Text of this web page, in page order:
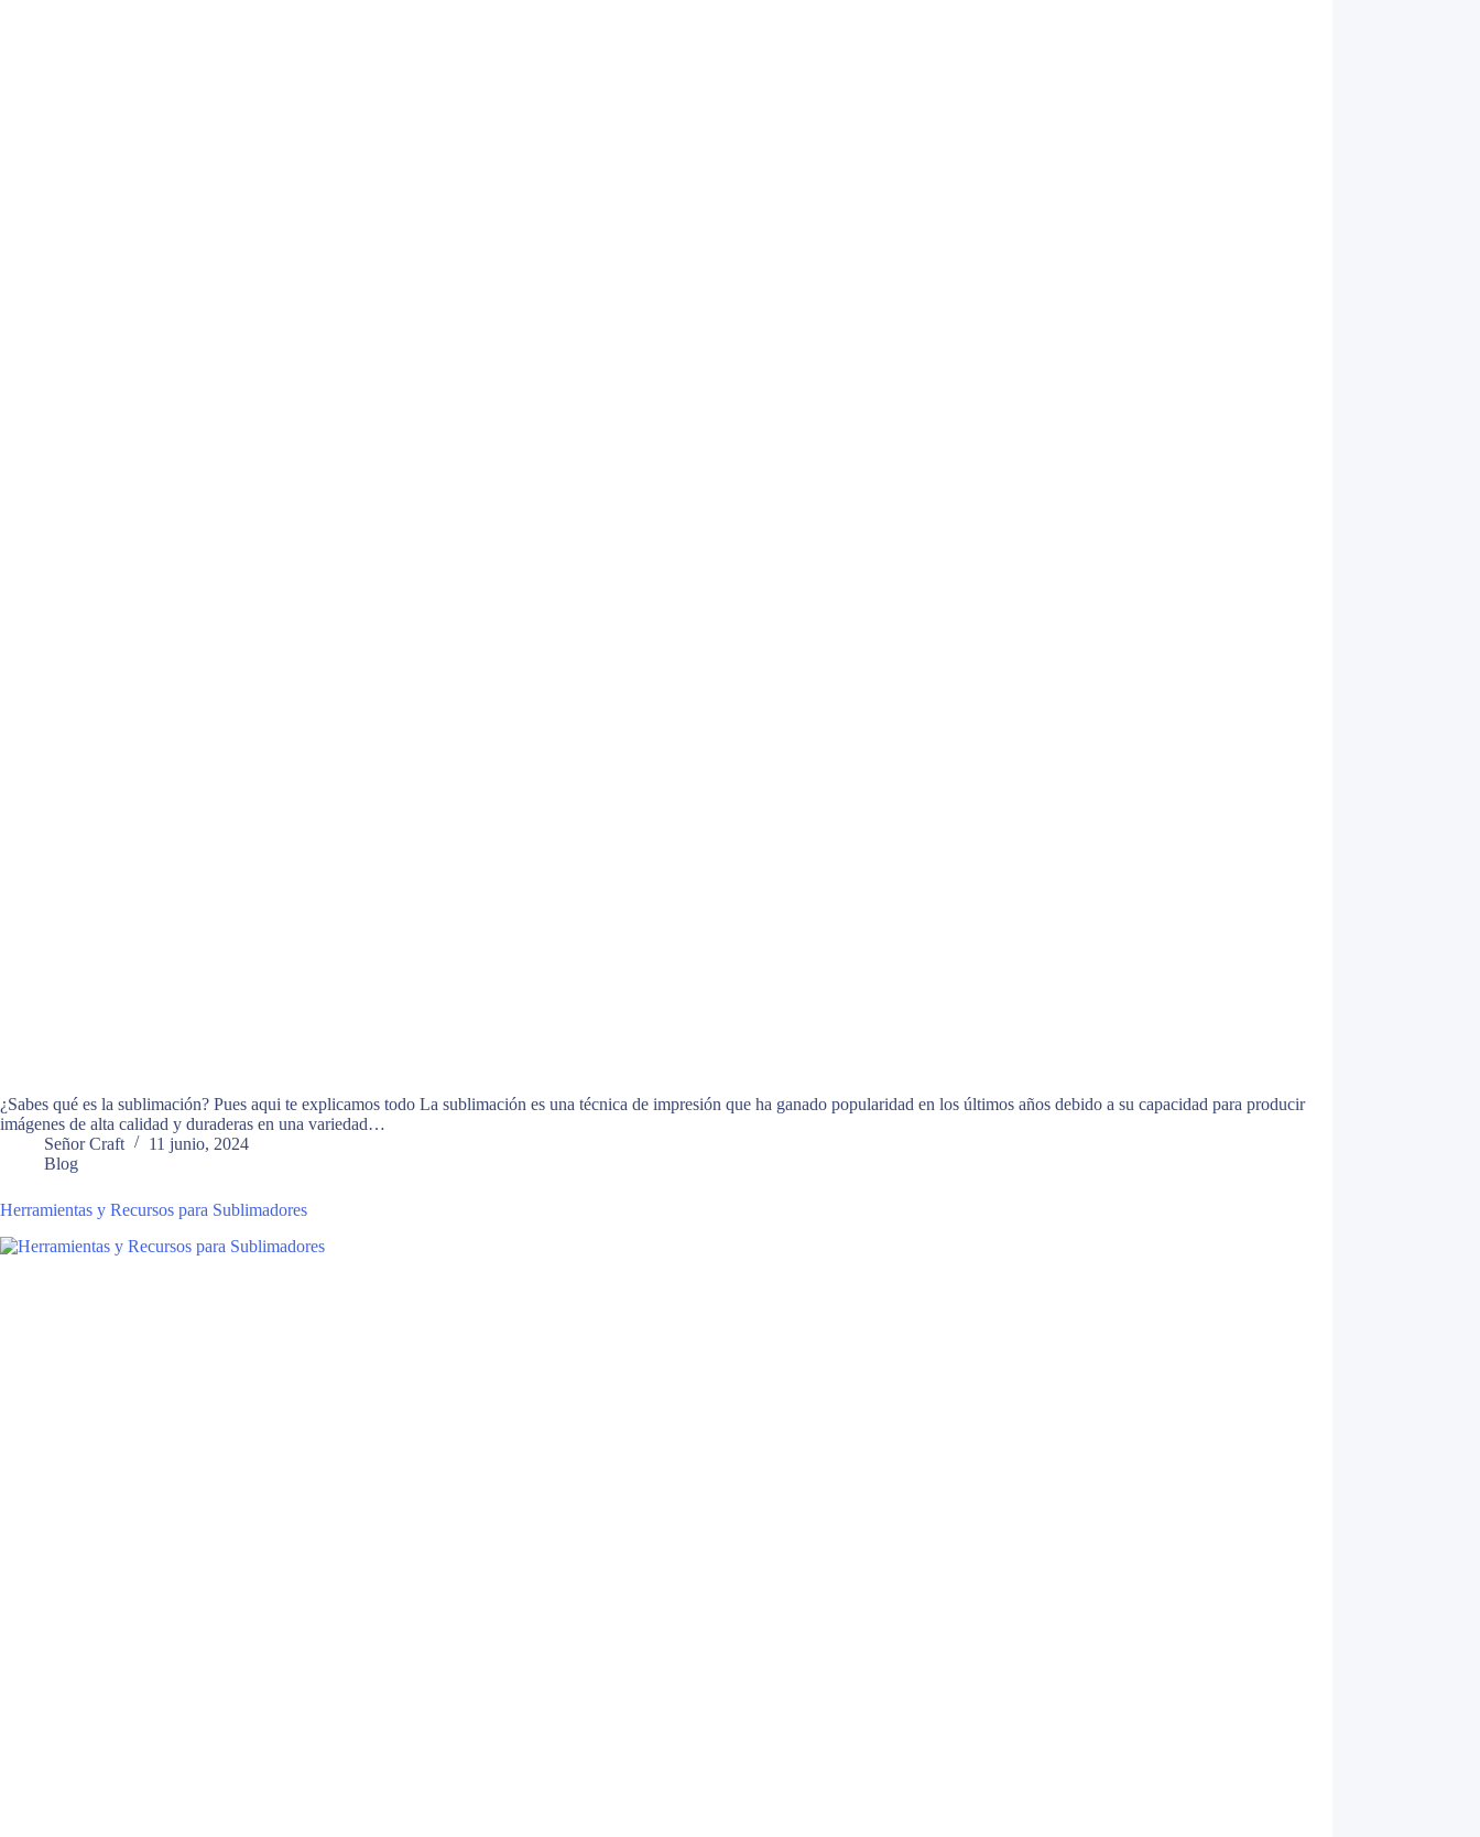
¿Sabes qué es la sublimación? Pues aqui te explicamos todo La sublimación es una técnica de impresión que ha ganado popularidad en los últimos años debido a su capacidad para producir
imágenes de alta calidad y duraderas en una variedad…
Señor Craft
11 junio, 2024
Blog
Herramientas y Recursos para Sublimadores